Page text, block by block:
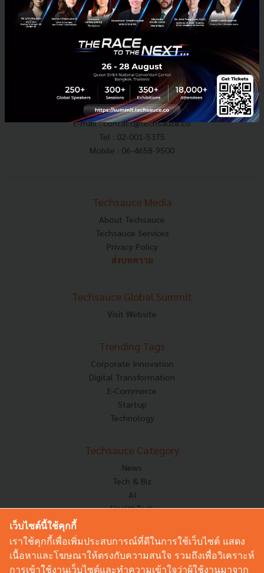
Tech & Biz Xendit การเงิน techsauce2025 Xendit Thailand
E-mail :contact@techsauce.co
Tel : 02-001-5375
Mobile : 06-4658-9500
Techsauce Media
About Techsauce
Techsauce Services
Privacy Policy
ส่งบทความ
Techsauce Global Summit
Visit Website
Trending Tags
Corporate Innovation
Digital Transformation
E-Commerce
Startup
Technology
Techsauce Category
News
Tech & Biz
AI
HealthTech
Corp Innov
Saucy Thoughts
Based On
เว็บไซต์นี้ใช้คุกกี้
เราใช้คุกกี้เพื่อเพิ่มประสบการณ์ที่ดีในการใช้เว็บไซต์ แสดง
เนื้อหาและโฆษณาให้ตรงกับความสนใจ รวมถึงเพื่อวิเคราะห์
การเข้าใช้งานเว็บไซต์และทำความเข้าใจว่าผู้ใช้งานมาจาก